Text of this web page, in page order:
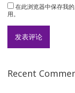
在此浏览器中保存我
用。
Recent